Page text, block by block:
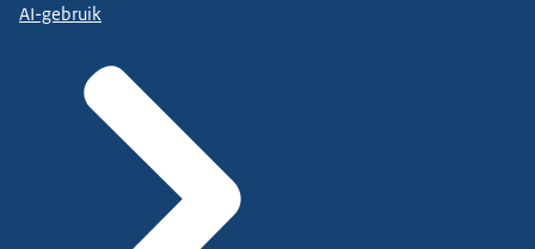
AI-gebruik